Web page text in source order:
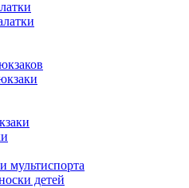
мультиспорта
детей